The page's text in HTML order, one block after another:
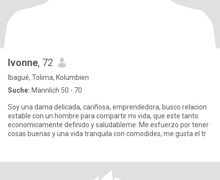
Ivonne, 72
Ibagué, Tolima, Kolumbien
Suche: Männlich 50 - 70
Soy una dama delicada, cariñosa, emprendedora, busco relacion
estable con un hombre para compartir mi vida, que este tanto
economicamente definido y saludableme. Me esfuerzo por tener
cosas buenas y una vida tranquila con comodides, me gusta el tr